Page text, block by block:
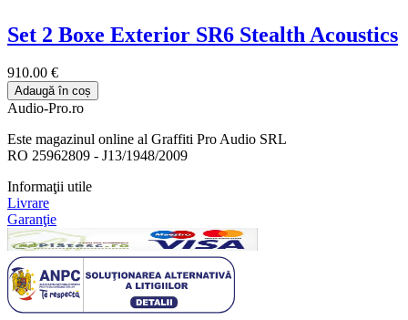
Set 2 Boxe Exterior SR6 Stealth Acoustics
910.00 €
Adaugă în coș
Audio-Pro.ro
Este magazinul online al Graffiti Pro Audio SRL
RO 25962809 - J13/1948/2009
Informaţii utile
Livrare
Garanţie